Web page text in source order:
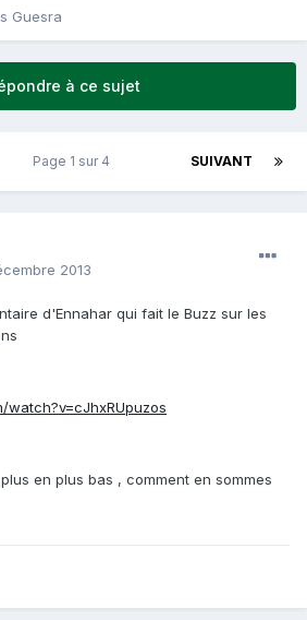
Guesra
à ce sujet
SUIVANT
Page 1 sur 4
2013
d'Ennahar qui fait le Buzz sur les
en plus bas , comment en sommes